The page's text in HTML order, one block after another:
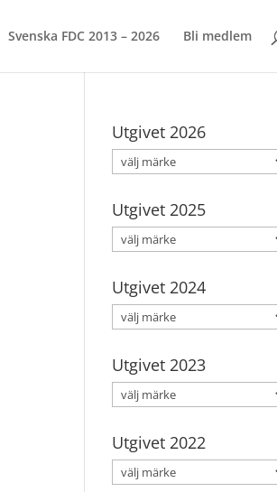
Svenska FDC 2013 – 2026 Bli medlem
Utgivet 2026
Utgivet 2025
Utgivet 2024
Utgivet 2023
Utgivet 2022